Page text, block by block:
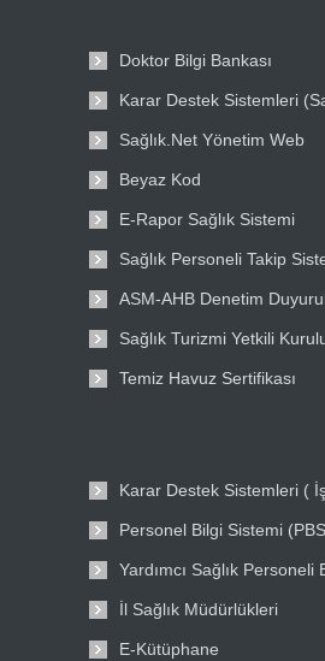
Doktor Bilgi Bankası
Karar Destek Sistemleri
Sağlık.Net Yönetim Web
Beyaz Kod
E-Rapor Sağlık Sistemi
Sağlık Personeli Takip
ASM-AHB Denetim
Sağlık Turizmi Yetkili
Temiz Havuz Sertifikası
Karar Destek Sistemleri (
Personel Bilgi Sistemi
Yardımcı Sağlık Personeli
İl Sağlık Müdürlükleri
E-Kütüphane